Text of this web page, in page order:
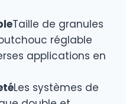
Taille de granules
réglable
applications en
Les systèmes de